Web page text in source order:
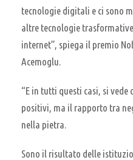
tecnologie digitali e ci sono
altre tecnologie
internet”, spiega il premio
Acemoglu.
“E in tutti questi casi, si
positivi, ma il rapporto tra
nella pietra.
Sono il risultato delle